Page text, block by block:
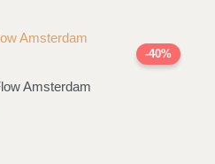
-40%
Amsterdam
lei.